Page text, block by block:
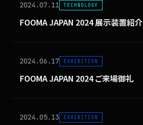
2024.07.11 TECHNOLOGY
FOOMA JAPAN 2024 展示装置紹介
2024.06.17 EXHIBITION
FOOMA JAPAN 2024 ご来場御礼
2024.05.13 EXHIBITION